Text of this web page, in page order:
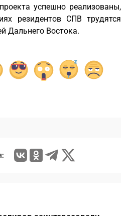
успешно реализованы,
резидентов СПВ трудятся
Дальнего Востока.